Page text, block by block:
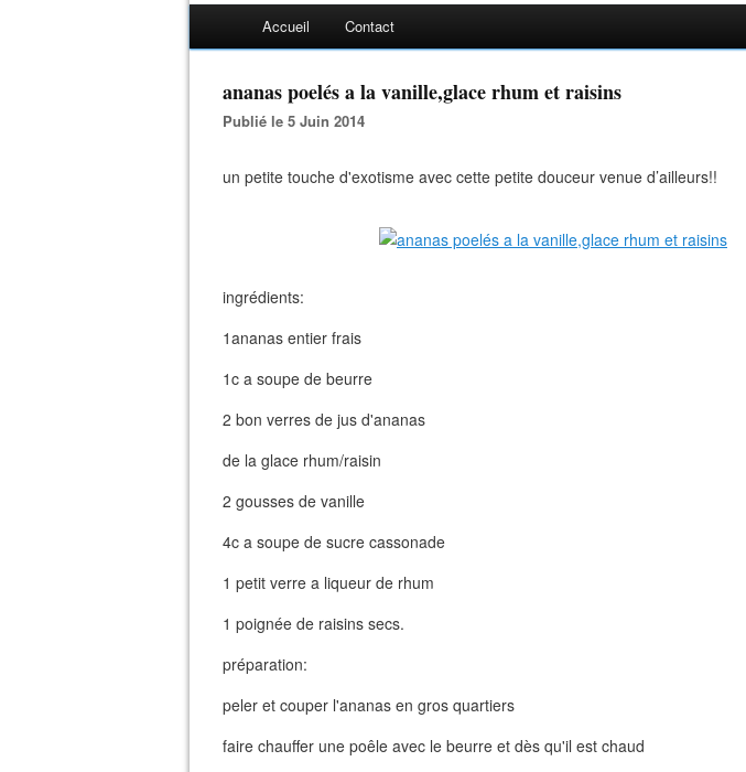
Accueil Contact
ananas poelés a la vanille,glace rhum et raisins
Publié le 5 Juin 2014
un petite touche d'exotisme avec cette petite douceur venue d’ailleurs!!
ingrédients:
1ananas entier frais
1c a soupe de beurre
2 bon verres de jus d'ananas
de la glace rhum/raisin
2 gousses de vanille
4c a soupe de sucre cassonade
1 petit verre a liqueur de rhum
1 poignée de raisins secs.
préparation:
peler et couper l'ananas en gros quartiers
faire chauffer une poêle avec le beurre et dès qu'il est chaud